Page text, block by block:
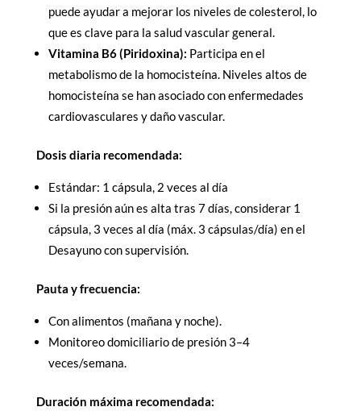
puede ayudar a mejorar los niveles de colesterol, lo
que es clave para la salud vascular general.
Vitamina B6 (Piridoxina): Participa en el
metabolismo de la homocisteína. Niveles altos de
homocisteína se han asociado con enfermedades
cardiovasculares y daño vascular.
Dosis diaria recomendada:
Estándar: 1 cápsula, 2 veces al día
Si la presión aún es alta tras 7 días, considerar 1
cápsula, 3 veces al día (máx. 3 cápsulas/día) en el
Desayuno con supervisión.
Pauta y frecuencia:
Con alimentos (mañana y noche).
Monitoreo domiciliario de presión 3–4
veces/semana.
Duración máxima recomendada: